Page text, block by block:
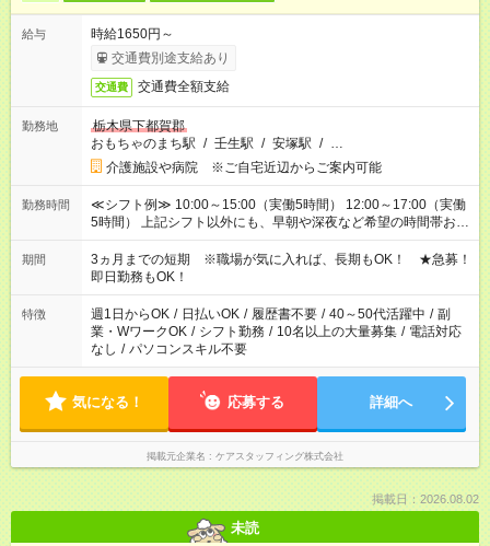
給与
時給1650円～
交通費別途支給あり
交通費 交通費全額支給
勤務地
栃木県下都賀郡
おもちゃのまち駅 / 壬生駅 / 安塚駅 / …
介護施設や病院 ※ご自宅近辺からご案内可能
勤務時間
≪シフト例≫ 10:00～15:00（実働5時間） 12:00～17:00（実働
5時間） 上記シフト以外にも、早朝や深夜など希望の時間帯お聞
かせください！ 事前に担当からヒアリングもしますので、ご安
心ください！
期間
3ヵ月までの短期 ※職場が気に入れば、長期もOK！ ★急募！
即日勤務もOK！
特徴 週1日からOK / 日払いOK / 履歴書不要 / 40～50代活躍中 / 副
業・WワークOK / シフト勤務 / 10名以上の大量募集 / 電話対応
なし / パソコンスキル不要
気になる！ 応募する 詳細へ
掲載元企業名 ケアスタッフィング株式会社
掲載日：2026.08.02
未読